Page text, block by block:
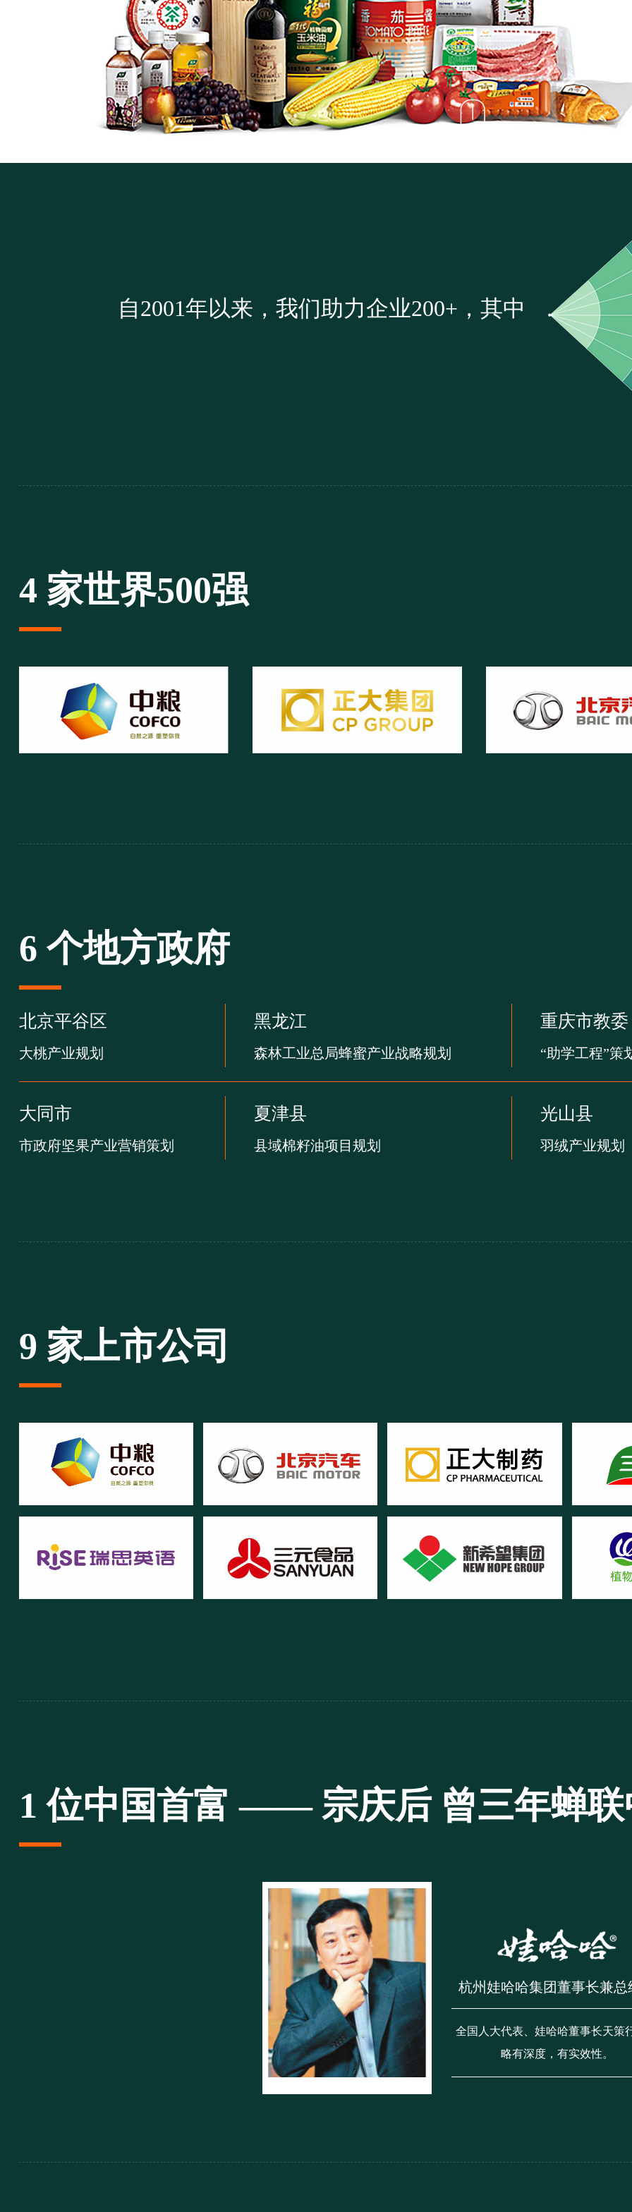
自2001年以来， 我们助力企业200+，其中
4 家世界500强
6 个地方政府
北京平谷区
大桃产业规划
黑龙江
森林工业总局蜂蜜产业战略规划
重庆市教委
“助学工程”策
大同市
市政府坚果产业营销策划
夏津县
县域棉籽油项目规划
光山县
羽绒产业规划
9 家上市公司
1 位中国首富 —— 宗庆后 曾三年蝉联
杭州娃哈哈集团董事长兼总
全国人大代表、娃哈哈董事长天策
略有深度，有实效性。